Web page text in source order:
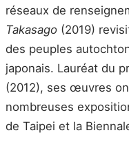
réseaux de
Takasago (2019)
des peuples
japonais. Lauréat du
(2012), ses œuvres
nombreuses
de Taipei et la